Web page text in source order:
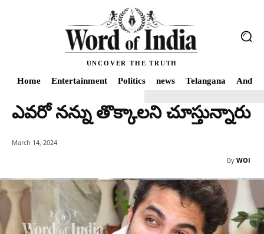
UNCOVER THE TRUTH
Home Entertainment Politics news Telangana
Home news ఎవ‌రో నన్ను తొక్కాల‌ని చూస్తున్నారు
ఎవ‌రో నన్ను తొక్కాల‌ని చూస్తున్నారు
March 14, 2024
By WOI